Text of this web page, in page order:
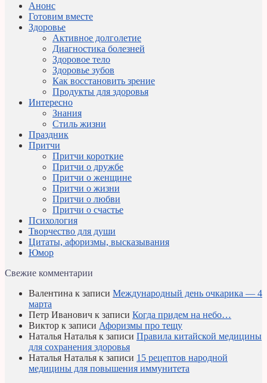
Анонс
Готовим вместе
Здоровье
Активное долголетие
Диагностика болезней
Здоровое тело
Здоровье зубов
Как восстановить зрение
Продукты для здоровья
Интересно
Знания
Стиль жизни
Праздник
Притчи
Притчи короткие
Притчи о дружбе
Притчи о женщине
Притчи о жизни
Притчи о любви
Притчи о счастье
Психология
Творчество для души
Цитаты, афоризмы, высказывания
Юмор
Свежие комментарии
Валентина к записи Международный день очкарика — 4
марта
Петр Иванович к записи Когда придем на небо…
Виктор к записи Афоризмы про тещу
Наталья Наталья к записи Правила китайской медицины
для сохранения здоровья
Наталья Наталья к записи 15 рецептов народной
медицины для повышения иммунитета